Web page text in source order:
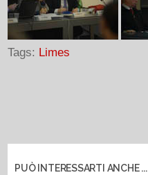
Tags: Limes
PUÒ INTERESSARTI ANCHE ...